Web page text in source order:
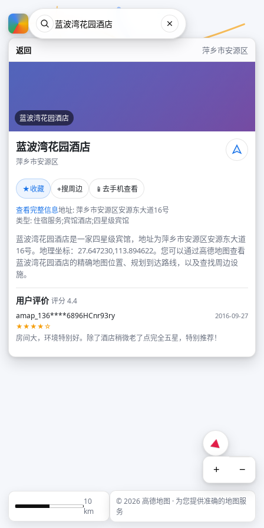
返回 萍乡市安源区
蓝波湾花园酒店
蓝波湾花园酒店
萍乡市安源区
★收藏 ⌖搜周边 📱 去手机查看
查看完整信息地址: 萍乡市安源区安源东大道16号
类型: 住宿服务;宾馆酒店;四星级宾馆
蓝波湾花园酒店是一家四星级宾馆，地址为萍乡市安源区安源东大道
16号。地理坐标：27.647230,113.894622。您可以通过高德地图查看
蓝波湾花园酒店的精确地图位置、规划到达路线，以及查找周边设
施。
用户评价评分 4.4
amap_136****6896HCnr93ry
2016-09-27
★★★★☆
房间大，环境特别好。除了酒店稍微老了点完全五星，特别推荐！
+ −
10
km
© 2026 高德地图 · 为您提供准确的地图服
务